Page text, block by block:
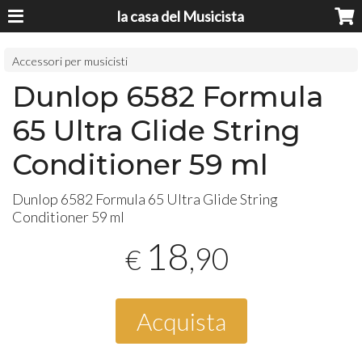
la casa del Musicista
Accessori per musicisti
Dunlop 6582 Formula
65 Ultra Glide String
Conditioner 59 ml
Dunlop 6582 Formula 65 Ultra Glide String
Conditioner 59 ml
€ 18,90
Acquista